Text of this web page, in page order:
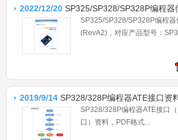
2022/12/20 SP325/SP328/SP328P编程器
SP325/SP328/SP328P编程器
(RevA2)，对应产品型号：
2019/9/14 SP328/328P编程器ATE接口资
SP328/328P编程器ATE接口
口）资料，PDF格式...